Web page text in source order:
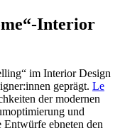
Interior
im Interior Design
geprägt. Le
der modernen
und
Entwürfe ebneten den